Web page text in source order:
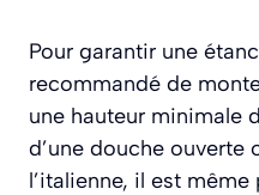
Pour garantir une
recommandé de
une hauteur minimale
d’une douche ouverte
l’italienne, il est